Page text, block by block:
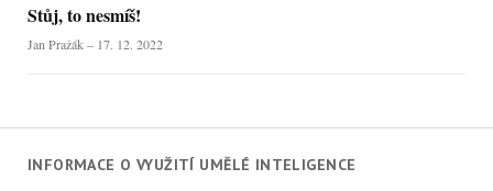
Stůj, to nesmíš!
Jan Pražák – 17. 12. 2022
INFORMACE O VYUŽITÍ UMĚLÉ INTELIGENCE